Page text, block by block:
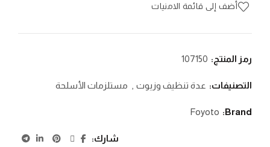
أضف إلى قائمة الامنيات
رمز المنتج: 107150
التصنيفات: عدة تنظيف وزيوت مستلزمات الأسلحة
Brand:
Foyoto
شارك